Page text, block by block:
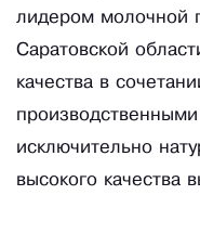
лидером молочной
Саратовской
качества в
исключительно
высокого качества